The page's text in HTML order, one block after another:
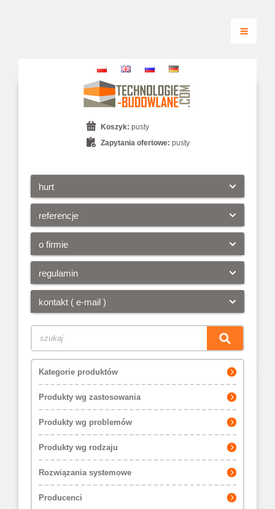
hurt
referencje
o firmie
regulamin
kontakt ( e-mail )
Koszyk: pusty
Zapytania ofertowe: pusty
Kategorie produktów
Produkty wg zastosowania
Produkty wg problemów
Produkty wg rodzaju
Rozwiązania systemowe
Producenci